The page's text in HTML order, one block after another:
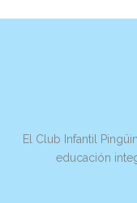
El Club Infantil
educación